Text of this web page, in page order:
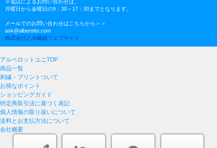
※電話によるお問い合わせは、
月曜日から金曜日の9：30～17：30までとなります。
メールでのお問い合わせはこちらから＞＞
ask@alberotto.com
株式会社八木繊維ウェブサイト
アルベロットユニTOP
商品一覧
刺繍・プリントついて
お得なポイント
ショッピングガイド
特定商取引法に基づく表記
個人情報の取り扱いについて
送料とお支払方法について
会社概要